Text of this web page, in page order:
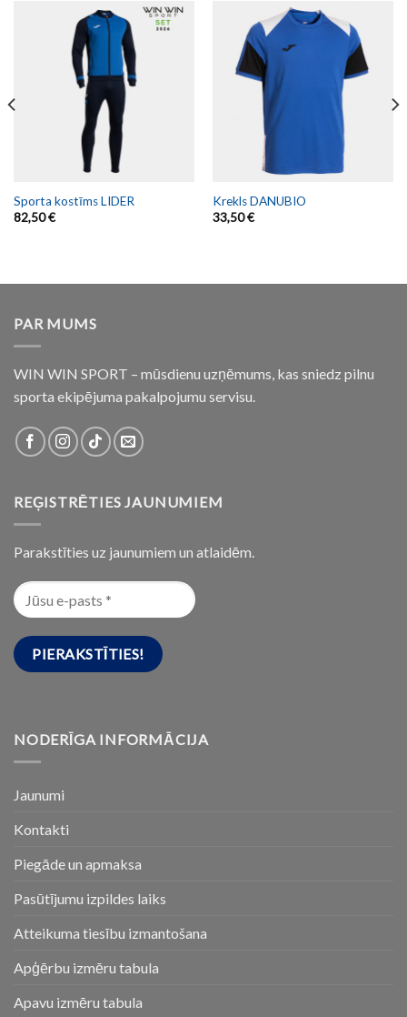
Sporta kostīms LIDER
82,50€
Krekls DANUBIO
33,50€
PAR MUMS
WIN WIN SPORT – mūsdienu uzņēmums, kas sniedz pilnu
sporta ekipējuma pakalpojumu servisu.
REĢISTRĒTIES JAUNUMIEM
Parakstīties uz jaunumiem un atlaidēm.
NODERĪGA INFORMĀCIJA
Jaunumi
Kontakti
Piegāde un apmaksa
Pasūtījumu izpildes laiks
Atteikuma tiesību izmantošana
Apģērbu izmēru tabula
Apavu izmēru tabula